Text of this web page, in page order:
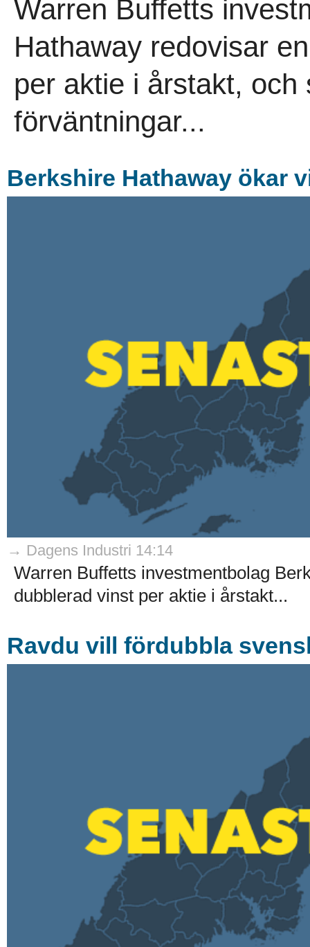
Warren Buffetts
Hathaway redovisar
per aktie i årstakt, och
förväntningar...
Berkshire Hathaway ökar
→ Dagens Industri 14:14
Warren Buffetts investmentbolag
dubblerad vinst per aktie i årstakt...
Ravdu vill fördubbla